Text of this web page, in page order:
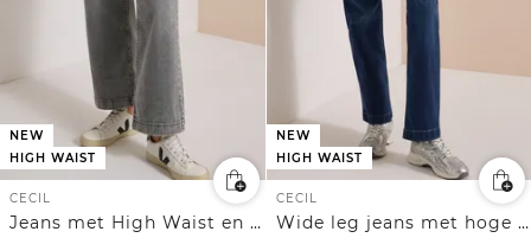
NEW
HIGH WAIST
CECIL
Jeans met High Waist en Wide Leg pijpen in een Loose Fit pasvorm
NEW
HIGH WAIST
CECIL
Wide leg jeans met hoge taille en loose fit